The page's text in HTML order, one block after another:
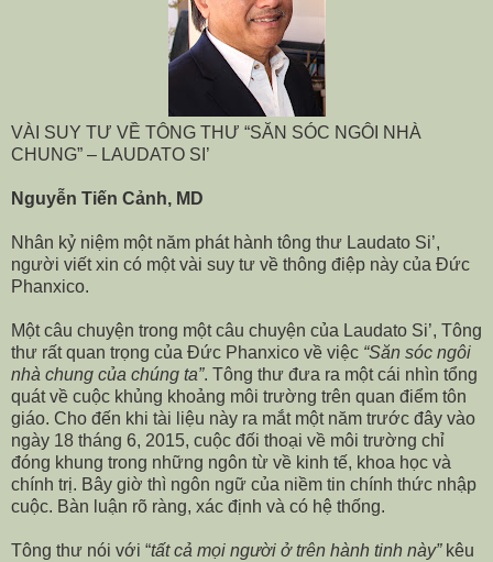
VÀI SUY TƯ VỀ TÔNG THƯ “SĂN SÓC NGÔI NHÀ
CHUNG” – LAUDATO SI’
Nguyễn Tiến Cảnh, MD
Nhân kỷ niệm một năm phát hành tông thư Laudato Si’,
người viết xin có một vài suy tư về thông điệp này của Đức
Phanxico.
Một câu chuyện trong một câu chuyện của Laudato Si’, Tông
thư rất quan trọng của Đức Phanxico về việc “Săn sóc ngôi
nhà chung của chúng ta”. Tông thư đưa ra một cái nhìn tổng
quát về cuộc khủng khoảng môi trường trên quan điểm tôn
giáo. Cho đến khi tài liệu này ra mắt một năm trước đây vào
ngày 18 tháng 6, 2015, cuộc đối thoại về môi trường chỉ
đóng khung trong những ngôn từ về kinh tế, khoa học và
chính trị. Bây giờ thì ngôn ngữ của niềm tin chính thức nhập
cuộc. Bàn luận rõ ràng, xác định và có hệ thống.
Tông thư nói với “tất cả mọi người ở trên hành tinh này”kêu